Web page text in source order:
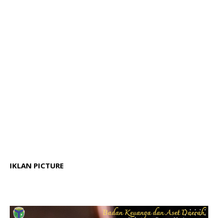
IKLAN PICTURE